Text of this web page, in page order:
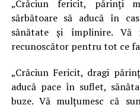
„Crăciun fericit, părinți
sărbătoare să aducă în
sănătate și împlinire.
recunoscător pentru tot ce
„Crăciun Fericit, dragi
aducă pace în suflet,
buze. Vă mulțumesc că